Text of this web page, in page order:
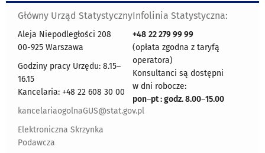
Główny Urząd Statystyczny
Aleja Niepodległości 208
00-925 Warszawa
Godziny pracy Urzędu: 8.15–
16.15
Kancelaria: +48 22 608 30 00
kancelariaogolnaGUS@stat.gov.pl
Elektroniczna Skrzynka
Podawcza
Infolinia Statystyczna:
+48 22 279 99 99
(opłata zgodna z taryfą
operatora)
Konsultanci są dostępni
w dni robocze:
pon–pt : godz. 8.00–15.00